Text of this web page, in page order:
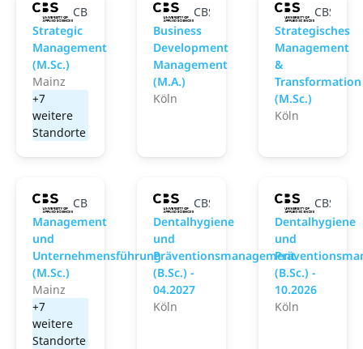
CBS University of Applied Sciences
Strategic
Management
(M.Sc.)
Mainz
+7
weitere
Standorte
CBS University of Applied
Business
Development
Management
(M.A.)
Köln
CBS
Strategisches
Management
&
Transformation
(M.Sc.)
Köln
CBS University of Applied Sciences
Management
und
Unternehmensführung
(M.Sc.)
Mainz
+7
weitere
Standorte
CBS University of Applied
Dentalhygiene
und
Präventionsmanagement
(B.Sc.) -
04.2027
Köln
CBS
Dentalhygiene
und
(B.Sc.) -
10.2026
Köln